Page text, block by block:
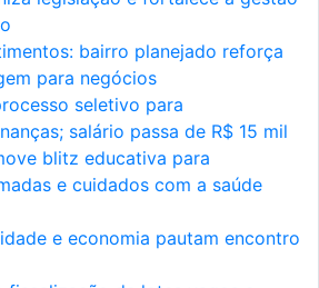
bairro planejado reforça
para negócios
seletivo para
salário passa de R$ 15 mil
blitz educativa para
e cuidados com a saúde
e economia pautam encontro